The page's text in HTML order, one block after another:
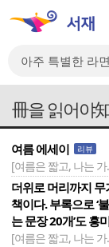
冊을 읽어야
여름 에세이 리뷰
[여름은 짧고, 나는 가
더위로 머리까지
책이다. 부록으로 ‘
는 문장 20개’도 흥
[여름은 짧고, 나는 가